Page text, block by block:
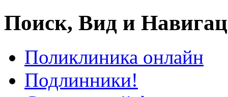
Поиск, Вид и
Поликлиника онлайн
Подлинники!